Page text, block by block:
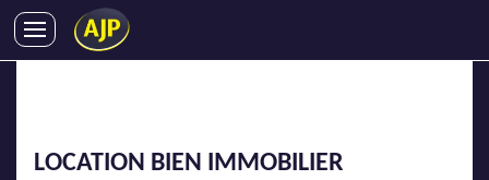
LOCATION BIEN IMMOBILIER